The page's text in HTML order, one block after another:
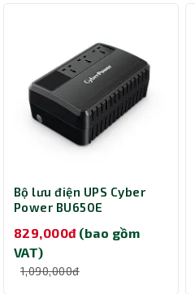
Bộ lưu điện UPS Cyber
Power BU650E
829,000đ (bao gồm
VAT)
1,090,000đ